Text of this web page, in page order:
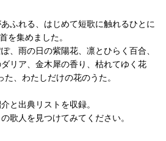
ふれる、はじめて短歌に触れるひとに
を集めました。
、雨の日の紫陽花、凛とひらく百合、
リア、金木犀の香り、枯れてゆく花
、わたしだけの花のうた。
と出典リストを収録。
歌人を見つけてみてください。